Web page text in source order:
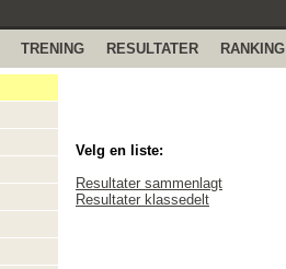
TRENING RESULTATER RANKING
Velg en liste:
Resultater sammenlagt
Resultater klassedelt